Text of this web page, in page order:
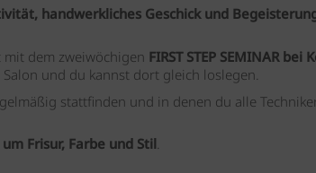
handwerkliches Geschick und
dem zweiwöchigen FIRST STEP SEMINAR bei
und du kannst dort gleich loslegen.
stattfinden und in denen du alle
Frisur, Farbe und Stil.